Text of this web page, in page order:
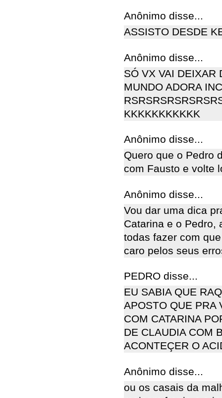
Anônimo disse...
ASSISTO DESDE
Anônimo disse...
SÓ VX VAI DEIXAR
MUNDO ADORA
KKKKKKKKKKK
Anônimo disse...
Quero que o Pedro
com Fausto e volte
Anônimo disse...
Vou dar uma dica
Catarina e o Pedro,
todas fazer com
caro pelos seus
PEDRO disse...
EU SABIA QUE
APOSTO QUE PRA
COM CATARINA
DE CLAUDIA COM
ACONTEÇER O
Anônimo disse...
ou os casais da